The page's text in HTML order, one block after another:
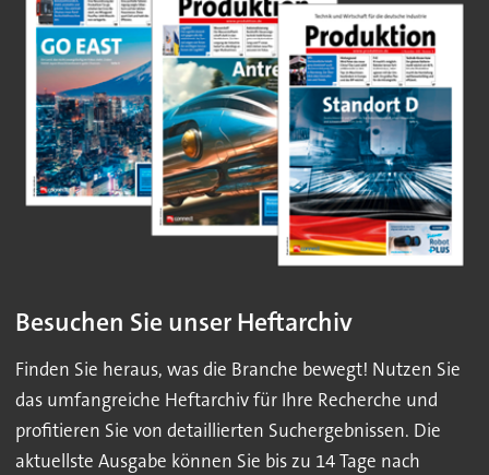
Besuchen Sie unser Heftarchiv
Finden Sie heraus, was die Branche bewegt! Nutzen Sie
das umfangreiche Heftarchiv für Ihre Recherche und
profitieren Sie von detaillierten Suchergebnissen. Die
aktuellste Ausgabe können Sie bis zu 14 Tage nach